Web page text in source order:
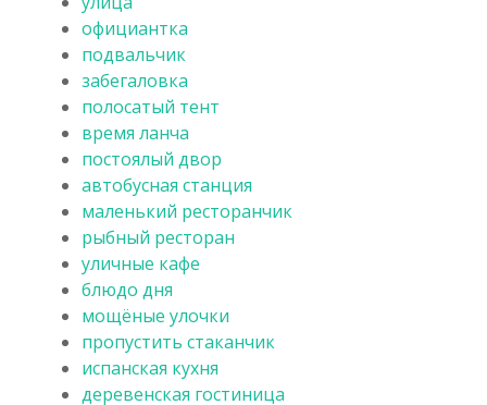
официантка
подвальчик
забегаловка
полосатый тент
время ланча
постоялый двор
автобусная станция
маленький ресторанчик
рыбный ресторан
уличные кафе
блюдо дня
мощёные улочки
пропустить стаканчик
испанская кухня
деревенская гостиница